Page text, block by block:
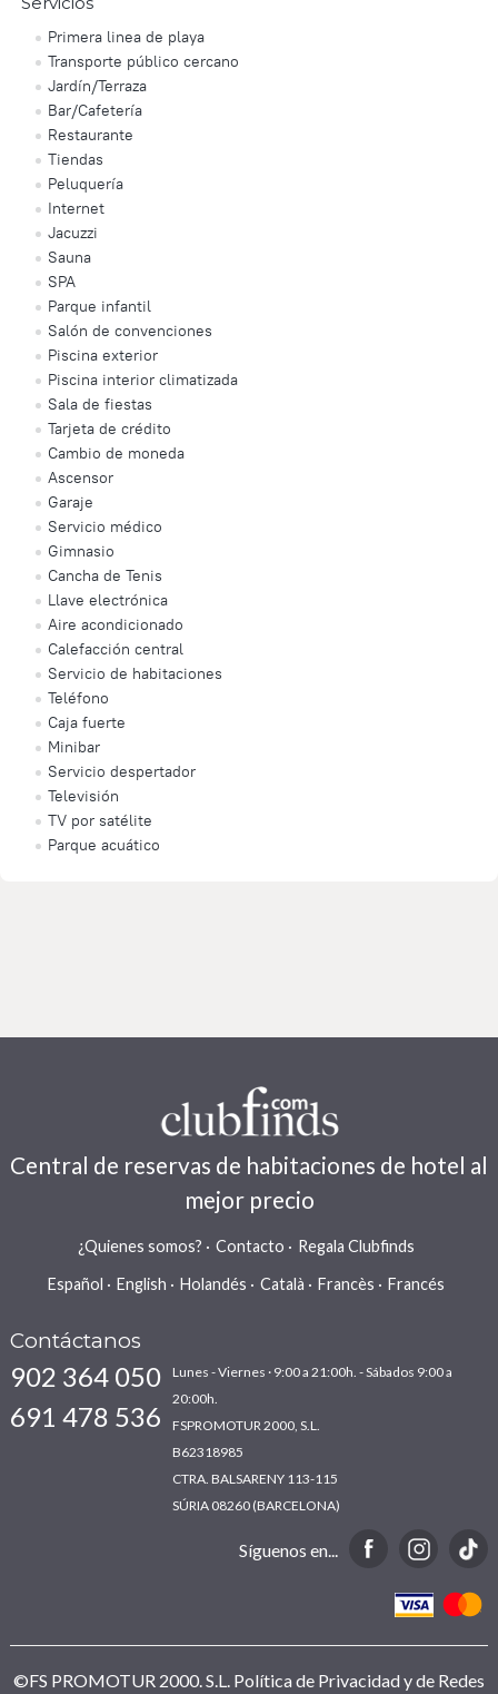
Primera linea de playa
Transporte público cercano
Jardín/Terraza
Bar/Cafetería
Restaurante
Tiendas
Peluquería
Internet
Jacuzzi
Sauna
SPA
Parque infantil
Salón de convenciones
Piscina exterior
Piscina interior climatizada
Sala de fiestas
Tarjeta de crédito
Cambio de moneda
Ascensor
Garaje
Servicio médico
Gimnasio
Cancha de Tenis
Llave electrónica
Aire acondicionado
Calefacción central
Servicio de habitaciones
Teléfono
Caja fuerte
Minibar
Servicio despertador
Televisión
TV por satélite
Parque acuático
Central de reservas de habitaciones de hotel al
mejor precio
¿Quienes somos? Contacto
Regala Clubfinds
Español
English Holandés Català Francès Francés
Contáctanos
902 364 050
691 478 536
Lunes - Viernes · 9:00 a 21:00h. - Sábados 9:00 a
20:00h.
FSPROMOTUR 2000, S.L.
B62318985
CTRA. BALSARENY 113-115
SÚRIA 08260 (BARCELONA)
Síguenos en...
©FS PROMOTUR 2000. S.L. Política de Privacidad y de Redes